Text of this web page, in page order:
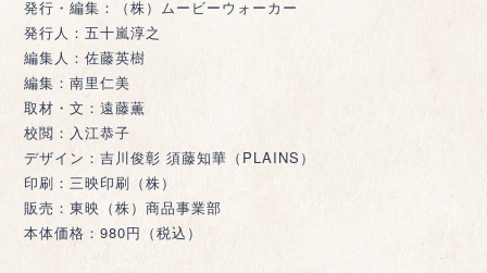
発行・編集：（株）ムービーウォーカー
発行人：五十嵐淳之
編集人：佐藤英樹
編集：南里仁美
取材・文：遠藤薫
校閲：入江恭子
デザイン：吉川俊彰 須藤知華（PLAINS）
印刷：三映印刷（株）
販売：東映（株）商品事業部
本体価格：980円（税込）